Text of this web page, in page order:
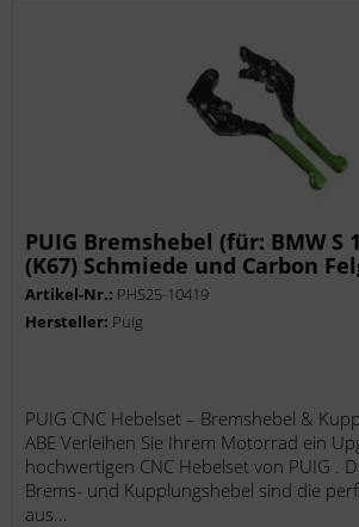
PUIG Bremshebel (für: BMW S
(K67) Schmiede und Carbon
Bremszange K67 )
Artikel-Nr.: PHS25-10419
Hersteller: Puig
PUIG CNC Hebelset – Bremshebel &
ABE Verleihen Sie Ihrem Motorrad ein
hochwertigen CNC Hebelset von PUIG .
Brems- und Kupplungshebel sind die
aus...